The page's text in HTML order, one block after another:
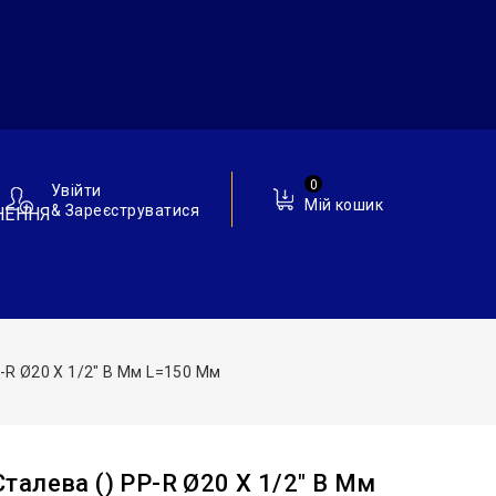
Мій кошик
0
Увійти
& Зареєструватися
R Ø20 Х 1/2″ В Мм L=150 Мм
() PP-R Ø20 Х 1/2″ В Мм